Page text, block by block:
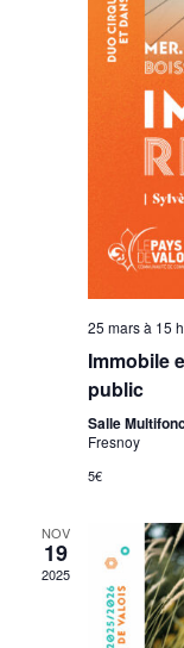
25 mars à 15
Immobile
public
Salle
Fresnoy
5€
NOV
19
2025